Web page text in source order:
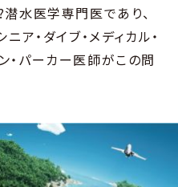
水医学専門医であり、
ア・ダイブ・メディカル・
・パーカー医師がこの問